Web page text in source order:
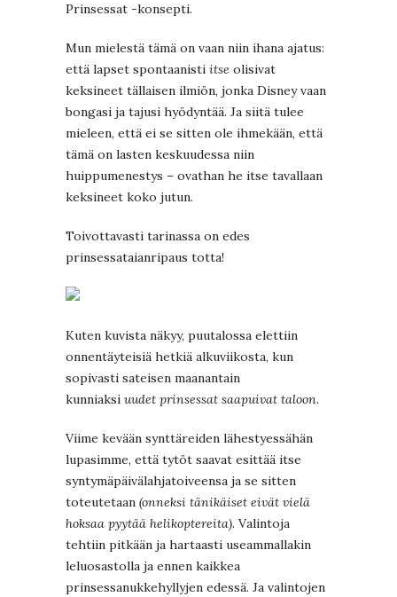
Prinsessat -konsepti.
Mun mielestä tämä on vaan niin ihana ajatus:
että lapset spontaanisti itse olisivat
keksineet tällaisen ilmiön, jonka Disney vaan
bongasi ja tajusi hyödyntää. Ja siitä tulee
mieleen, että ei se sitten ole ihmekään, että
tämä on lasten keskuudessa niin
huippumenestys – ovathan he itse tavallaan
keksineet koko jutun.
Toivottavasti tarinassa on edes
prinsessataianripaus totta!
Kuten kuvista näkyy, puutalossa elettiin
onnentäyteisiä hetkiä alkuviikosta, kun
sopivasti sateisen maanantain
kunniaksi uudet prinsessat saapuivat taloon.
Viime kevään synttäreiden lähestyessähän
lupasimme, että tytöt saavat esittää itse
syntymäpäivälahjatoiveensa ja se sitten
toteutetaan (onneksi tänikäiset eivät vielä
hoksaa pyytää helikoptereita). Valintoja
tehtiin pitkään ja hartaasti useammallakin
leluosastolla ja ennen kaikkea
prinsessanukkehyllyjen edessä. Ja valintojen